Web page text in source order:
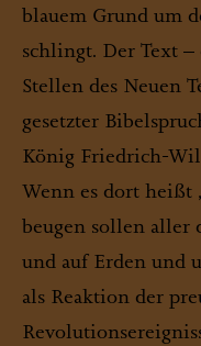
blauem Grund um
schlingt. Der Text
Stellen des Neuen
gesetzter
König Friedrich-
Wenn es dort heißt
beugen sollen
und auf Erden und
als Reaktion der